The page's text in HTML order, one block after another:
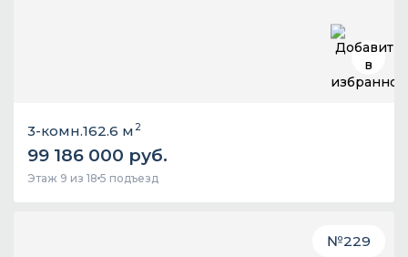
3-комн.162.6 м 2
99 186 000 руб.
Этаж 9 из 18 5 подъезд
№229